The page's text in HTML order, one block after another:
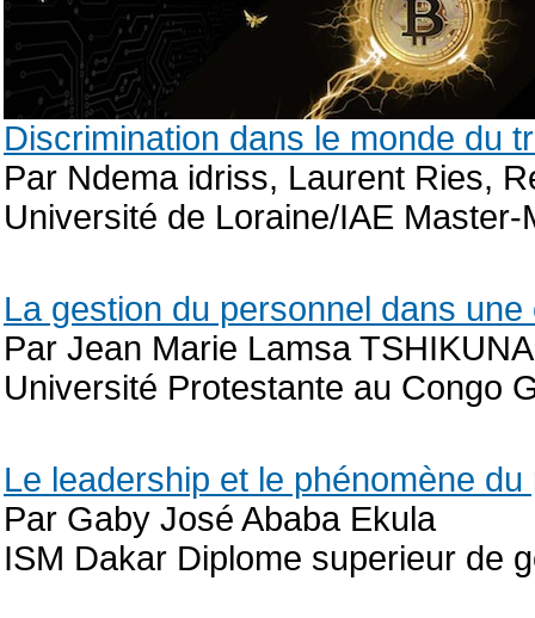
Discrimination dans le monde du
Par Ndema idriss, Laurent Ries,
Université de Loraine/IAE Master-
La gestion du personnel dans
Par Jean Marie Lamsa
Université Protestante au Congo
Le leadership et le phénomène
Par Gaby José Ababa Ekula
ISM Dakar Diplome superieur de